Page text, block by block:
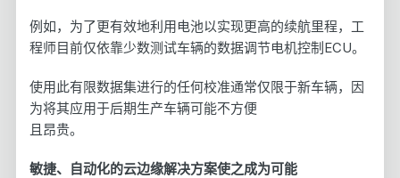
例如，为了更有效地利用电池以实现更高的续航里程，工
程师目前仅依靠少数测试车辆的数据调节电机控制ECU。
使用此有限数据集进行的任何校准通常仅限于新车辆，因
为将其应用于后期生产车辆可能不方便
且昂贵。
敏捷、自动化的云边缘解决方案使之成为可能